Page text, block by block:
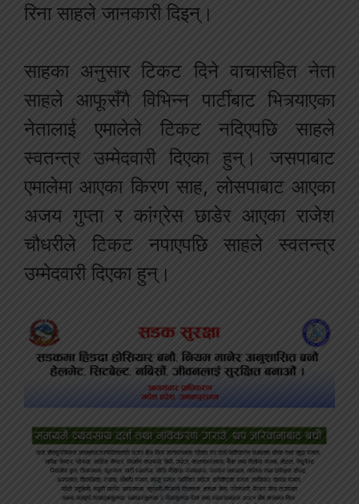
रिना साहले जानकारी दिइन्।
साहका अनुसार टिकट दिने वाचासहित नेता
साहले आफूसँगै विभिन्न पार्टीबाट भित्र्याएका
नेतालाई एमालेले टिकट नदिएपछि साहले
स्वतन्त्र उम्मेदवारी दिएका हुन्। जसपाबाट
एमालेमा आएका किरण साह, लोसपाबाट आएका
अजय गुप्ता र कांग्रेस छाडेर आएका राजेश
चौधरीले टिकट नपाएपछि साहले स्वतन्त्र
उम्मेदवारी दिएका हुन्।